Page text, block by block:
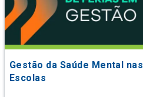
Gestão da Saúde Mental nas
Escolas